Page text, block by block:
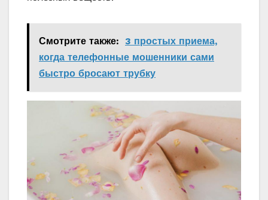
Смотрите также: 3 простых приема,
когда телефонные мошенники сами
быстро бросают трубку